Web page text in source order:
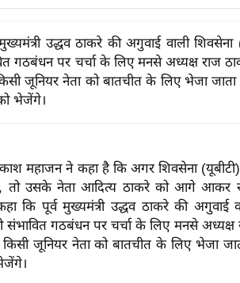
उद्धव ठाकरे की अगुवाई वाली शिवसेना
गठबंधन पर चर्चा के लिए मनसे अध्यक्ष राज
जूनियर नेता को बातचीत के लिए भेजा जाता
भेजेंगे।
महाजन ने कहा है कि अगर शिवसेना
तो उसके नेता आदित्य ठाकरे को आगे आकर
कि पूर्व मुख्यमंत्री उद्धव ठाकरे की अगुवाई
संभावित गठबंधन पर चर्चा के लिए मनसे अध्यक्ष
किसी जूनियर नेता को बातचीत के लिए भेजा